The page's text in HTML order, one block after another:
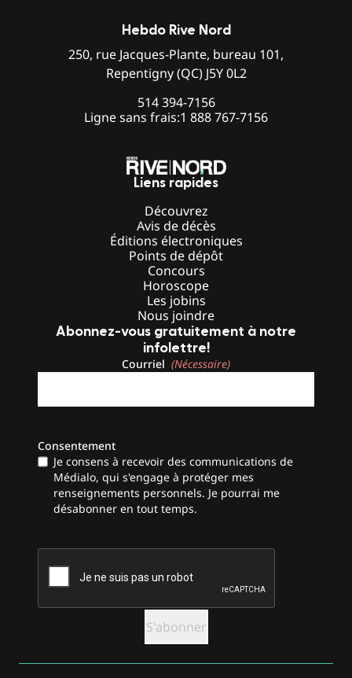
Hebdo Rive Nord
250, rue Jacques-Plante, bureau 101,
Repentigny (QC) J5Y 0L2
514 394-7156
Ligne sans frais:1 888 767-7156
Liens rapides
Découvrez
Avis de décès
Éditions électroniques
Points de dépôt
Concours
Horoscope
Les jobins
Nous joindre
Abonnez-vous gratuitement à notre
infolettre!
Courriel (Nécessaire)
Consentement
Je consens à recevoir des communications de
Médialo, qui s'engage à protéger mes
renseignements personnels. Je pourrai me
désabonner en tout temps.